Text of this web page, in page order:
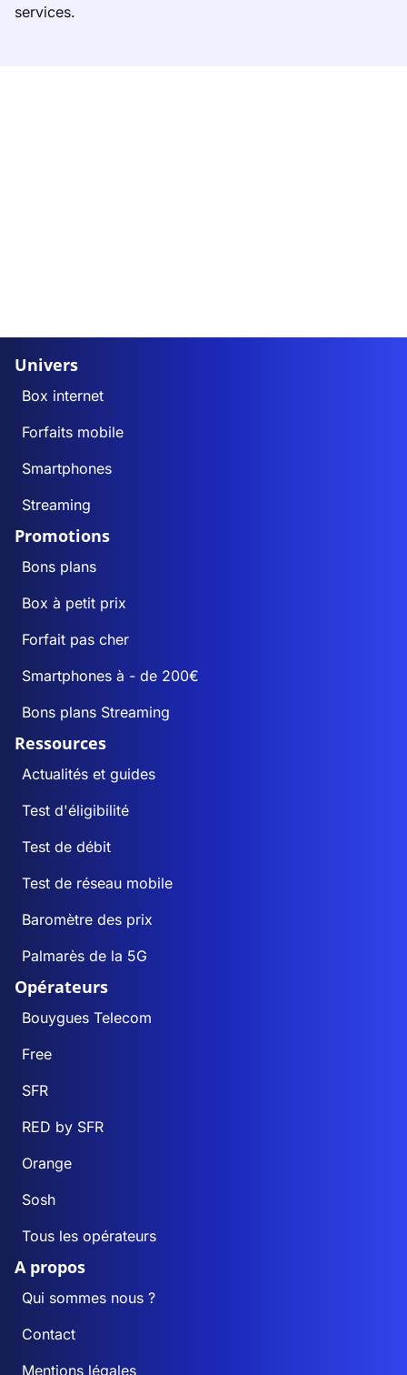
services.
Univers
Box internet
Forfaits mobile
Smartphones
Streaming
Promotions
Bons plans
Box à petit prix
Forfait pas cher
Smartphones à - de 200€
Bons plans Streaming
Ressources
Actualités et guides
Test d'éligibilité
Test de débit
Test de réseau mobile
Baromètre des prix
Palmarès de la 5G
Opérateurs
Bouygues Telecom
Free
SFR
RED by SFR
Orange
Sosh
Tous les opérateurs
A propos
Qui sommes nous ?
Contact
Mentions légales